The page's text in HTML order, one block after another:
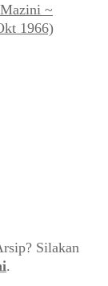
~
1966)
Silakan
.